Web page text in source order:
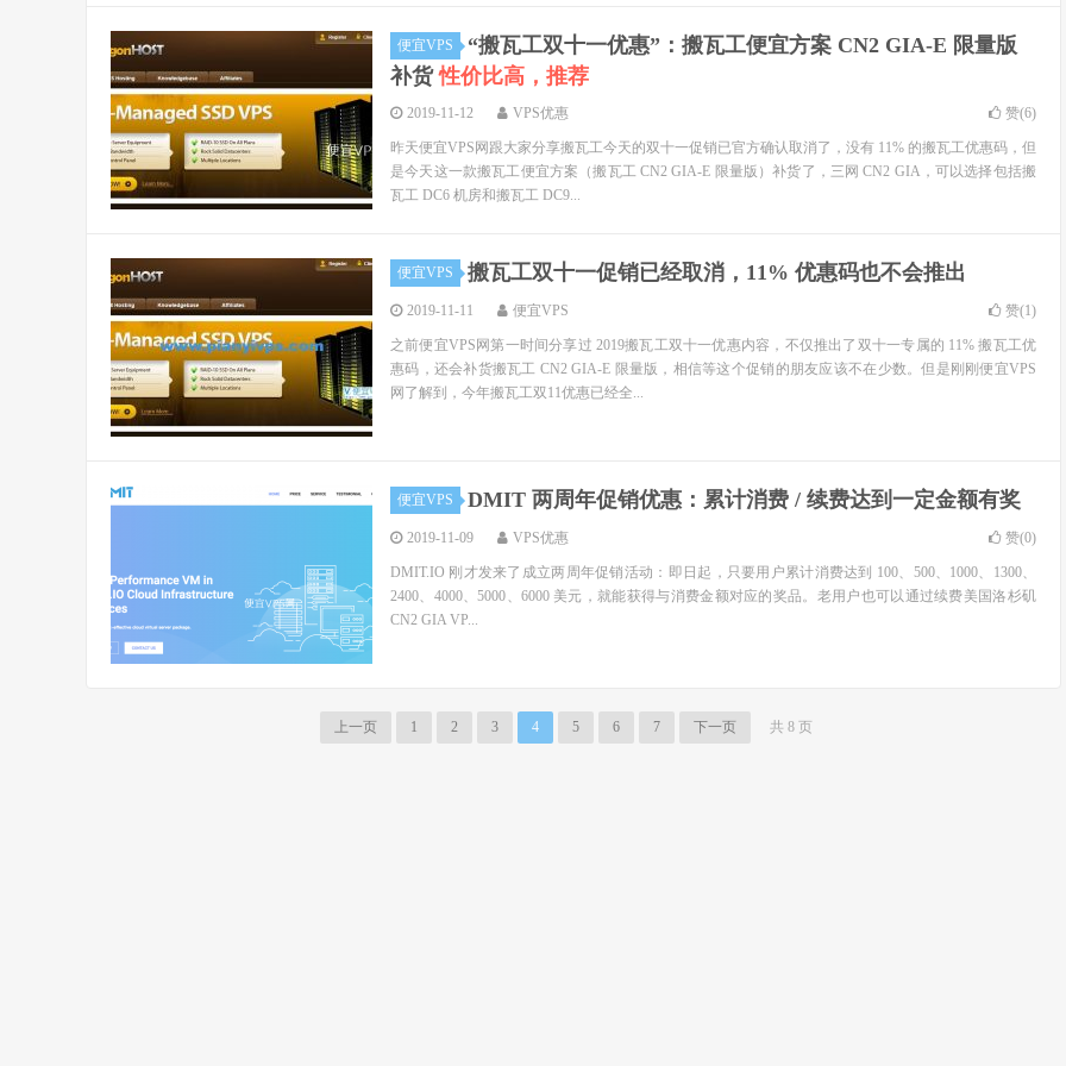
便宜VPS
“搬瓦工双十一优惠”：搬瓦工便宜方案 CN2 GIA-E 限量版
补货性价比高，推荐
2019-11-12 VPS优惠 赞(6)
昨天便宜VPS网跟大家分享搬瓦工今天的双十一促销已官方确认取消了，没有 11% 的搬瓦工优惠码，但
是今天这一款搬瓦工便宜方案（搬瓦工 CN2 GIA-E 限量版）补货了，三网 CN2 GIA，可以选择包括搬
瓦工 DC6 机房和搬瓦工 DC9...
便宜VPS 搬瓦工双十一促销已经取消，11% 优惠码也不会推出
2019-11-11 便宜VPS 赞(1)
之前便宜VPS网第一时间分享过 2019搬瓦工双十一优惠内容，不仅推出了双十一专属的 11% 搬瓦工优
惠码，还会补货搬瓦工 CN2 GIA-E 限量版，相信等这个促销的朋友应该不在少数。但是刚刚便宜VPS
网了解到，今年搬瓦工双11优惠已经全...
便宜VPS DMIT 两周年促销优惠：累计消费 / 续费达到一定金额有奖
2019-11-09 VPS优惠 赞(0)
DMIT.IO 刚才发来了成立两周年促销活动：即日起，只要用户累计消费达到 100、500、1000、1300、
2400、4000、5000、6000 美元，就能获得与消费金额对应的奖品。老用户也可以通过续费美国洛杉矶
CN2 GIA VP...
上一页 1 2 3 4 5 6 7 下一页 共 8 页